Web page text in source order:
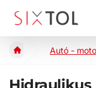
Autó -